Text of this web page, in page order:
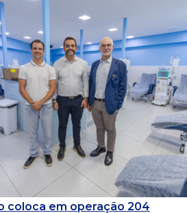
coloca em operação 204